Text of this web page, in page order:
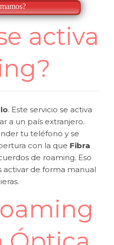
activa
. Este servicio se activa
a un país extranjero.
tu teléfono y se
con la que Fibra
de roaming. Eso
activar de forma manual